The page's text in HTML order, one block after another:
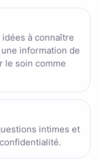
à connaître
une information de
le soin comme
intimes et